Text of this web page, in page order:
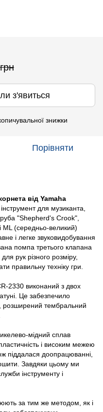
з'явиться
знижки
Порівняти
від Yamaha
для музиканта,
"Shepherd's Crook",
ML (середньо-великий)
і легке звуковидобування
помпа третього клапана
рук різного розміру,
правильну техніку гри.
2330 виконаний з двох
Це забезпечило
розширений тембральний
мідний сплав
пластичність і високим межею
піддалася доопрацюванні,
Завдяки цьому ми
інструменту і
за тим же методом, як і